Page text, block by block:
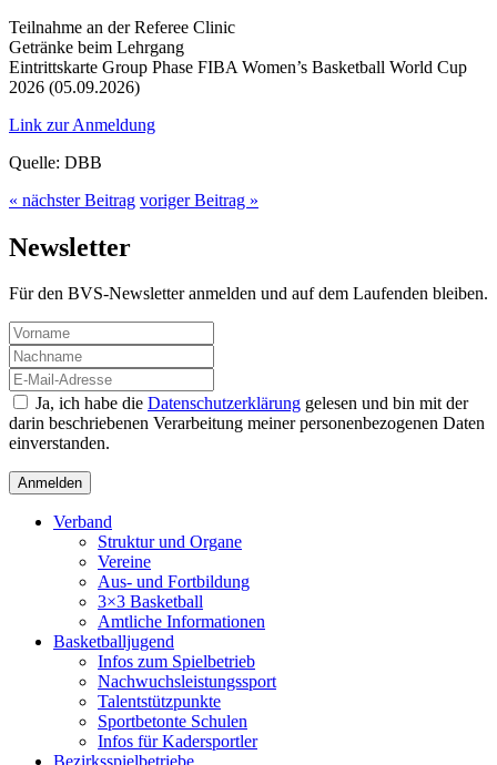
Teilnahme an der Referee Clinic
Getränke beim Lehrgang
Eintrittskarte Group Phase FIBA Women’s Basketball World Cup
2026 (05.09.2026)
Link zur Anmeldung
Quelle: DBB
« nächster Beitrag voriger Beitrag »
Newsletter
Für den BVS-Newsletter anmelden und auf dem Laufenden bleiben.
Ja, ich habe die Datenschutzerklärung gelesen und bin mit der
darin beschriebenen Verarbeitung meiner personenbezogenen Daten
einverstanden.
Verband
Struktur und Organe
Vereine
Aus- und Fortbildung
3×3 Basketball
Amtliche Informationen
Basketballjugend
Infos zum Spielbetrieb
Nachwuchsleistungssport
Talentstützpunkte
Sportbetonte Schulen
Infos für Kadersportler